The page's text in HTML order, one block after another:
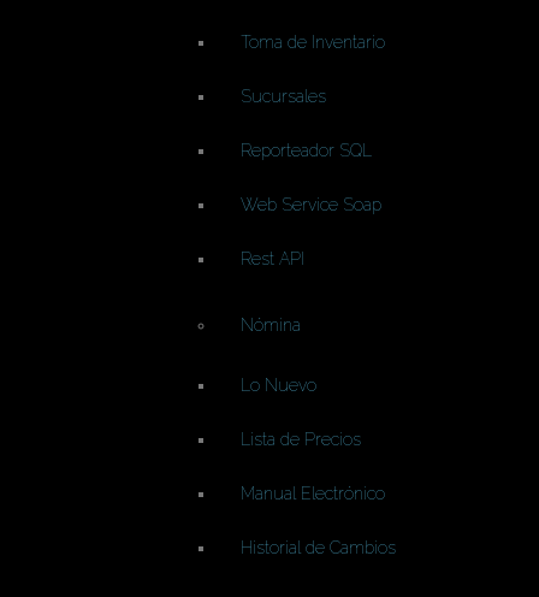
Toma de Inventario
Sucursales
Reporteador SQL
Web Service Soap
Rest API
Nómina
Lo Nuevo
Lista de Precios
Manual Electrónico
Historial de Cambios